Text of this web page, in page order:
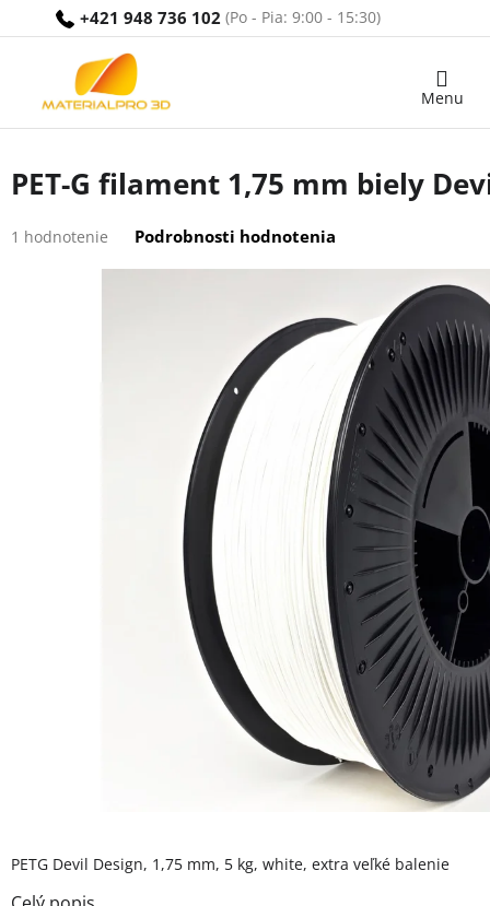
+421 948 736 102
Nákupný
PET-G filament 1,75 mm biely
hodnotenie
1 hodnotenie Podrobnosti hodnotenia
PETG Devil Design, 1,75 mm, 5 kg, white, extra veľké balenie